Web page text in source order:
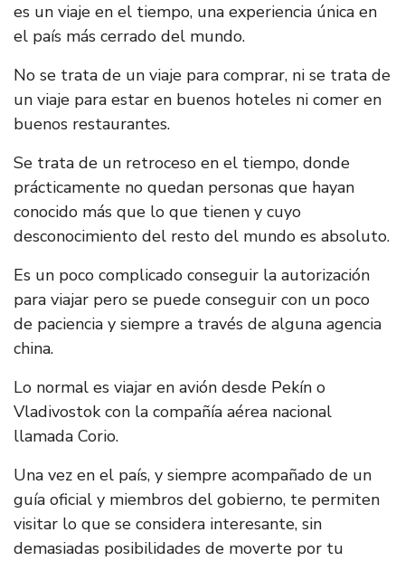
es un viaje en el tiempo, una experiencia única en
el país más cerrado del mundo.
No se trata de un viaje para comprar, ni se trata de
un viaje para estar en buenos hoteles ni comer en
buenos restaurantes.
Se trata de un retroceso en el tiempo, donde
prácticamente no quedan personas que hayan
conocido más que lo que tienen y cuyo
desconocimiento del resto del mundo es absoluto.
Es un poco complicado conseguir la autorización
para viajar pero se puede conseguir con un poco
de paciencia y siempre a través de alguna agencia
china.
Lo normal es viajar en avión desde Pekín o
Vladivostok con la compañía aérea nacional
llamada Corio.
Una vez en el país, y siempre acompañado de un
guía oficial y miembros del gobierno, te permiten
visitar lo que se considera interesante, sin
demasiadas posibilidades de moverte por tu